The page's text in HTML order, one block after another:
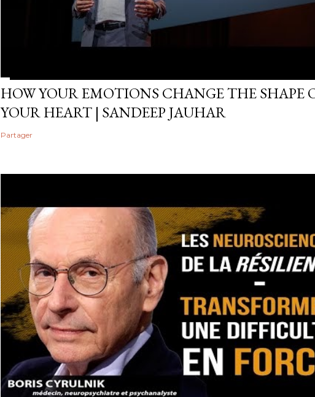
HOW YOUR EMOTIONS CHANGE THE SHAPE
YOUR HEART | SANDEEP JAUHAR
Partager